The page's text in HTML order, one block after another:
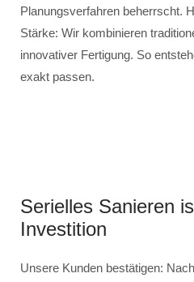
Planungsverfahren beherrscht.
Stärke: Wir kombinieren
innovativer Fertigung. So
exakt passen.
Serielles Sanieren
Investition
Unsere Kunden bestätigen: